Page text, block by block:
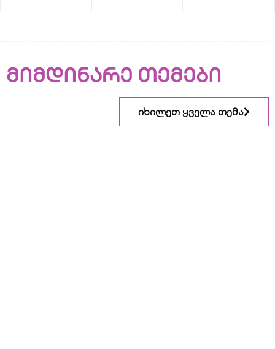
მიმდინარე თემები
იხილეთ ყველა თემა